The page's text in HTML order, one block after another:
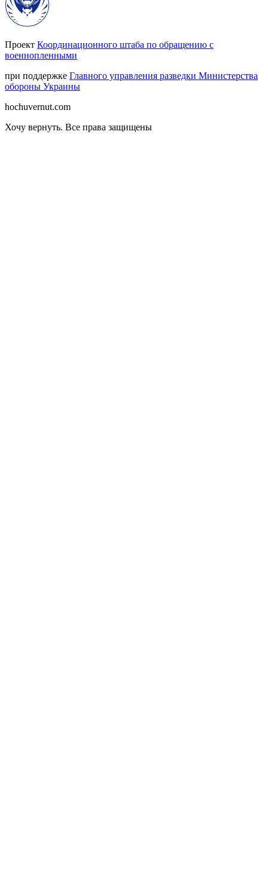
Проект Координационного штаба по обращению с
военнопленными
при поддержке Главного управления разведки Министерства
обороны Украины
hochuvernut.com
Хочу вернуть. Все права защищены